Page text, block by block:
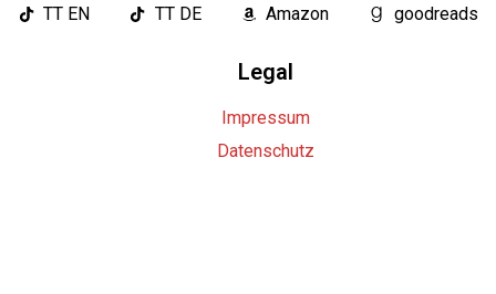
TT EN
TT DE Amazon goodreads
Legal
Impressum
Datenschutz